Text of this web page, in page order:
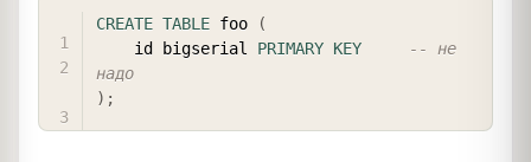
CREATE TABLE foo
(
    id bigserial
PRIMARY KEY
-- не
надо
) ;